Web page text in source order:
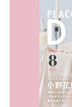
一
解